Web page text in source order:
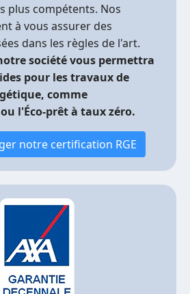
plus compétents. Nos
à vous assurer des
dans les règles de l'art.
société vous permettra
pour les travaux de
comme
l'Éco-prêt à taux zéro.
notre certification RGE